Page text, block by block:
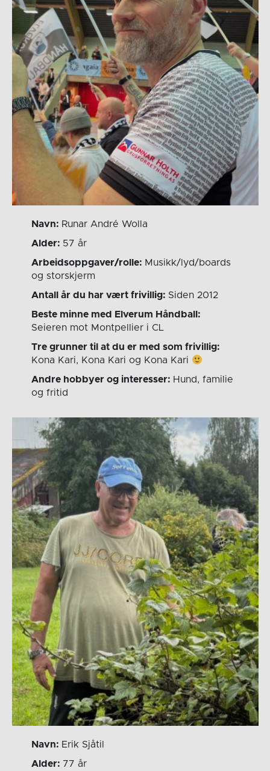
Navn: Runar André Wolla
Alder: 57 år
Arbeidsoppgaver/rolle: Musikk/lyd/boards
og storskjerm
Antall år du har vært frivillig: Siden 2012
Beste minne med Elverum Håndball:
Seieren mot Montpellier i CL
Tre grunner til at du er med som frivillig:
Kona Kari, Kona Kari og Kona Kari
Andre hobbyer og interesser: Hund, familie
og fritid
Navn: Erik Sjåtil
Alder: 77 år